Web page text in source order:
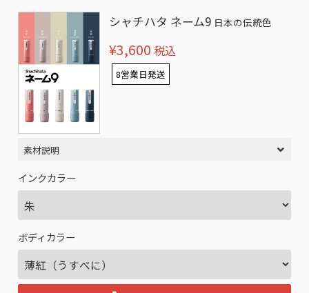
シャチハタ ネーム9 日本の伝統色
¥3,600 税込
8営業日発送
素材説明
インクカラー
ボディカラー